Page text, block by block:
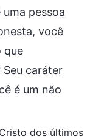
pessoa
você
que
caráter
é um não
dos últimos